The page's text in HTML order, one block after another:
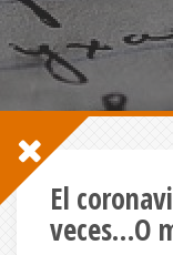
El
veces…O